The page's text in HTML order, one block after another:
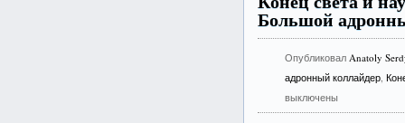
Большой
ОпубликовалAnatoly
адронный коллайдер,
выключены